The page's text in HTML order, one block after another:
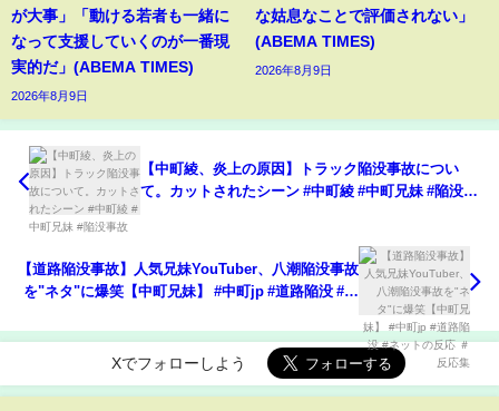
が大事」「動ける若者も一緒に
なって支援していくのが一番現
実的だ」(ABEMA TIMES)
2026年8月9日
な姑息なことで評価されない」
(ABEMA TIMES)
2026年8月9日
【中町綾、炎上の原因】トラック陥没事故につい
て。カットされたシーン #中町綾 #中町兄妹 #陥没事
【道路陥没事故】人気兄妹YouTuber、八潮陥没事故
を"ネタ"に爆笑【中町兄妹】 #中町jp #道路陥没 #ネ
Xでフォローしよう